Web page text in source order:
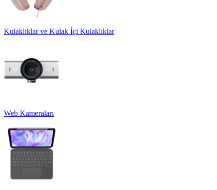
Kulaklıklar ve Kulak İçi Kulaklıklar
Web Kameraları